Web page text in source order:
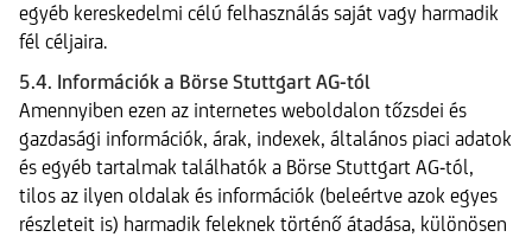
egyéb kereskedelmi célú felhasználás saját vagy harmadik
fél céljaira.
5.4. Információk a Börse Stuttgart AG-tól
Amennyiben ezen az internetes weboldalon tőzsdei és
gazdasági információk, árak, indexek, általános piaci adatok
és egyéb tartalmak találhatók a Börse Stuttgart AG-tól,
tilos az ilyen oldalak és információk (beleértve azok egyes
részleteit is) harmadik feleknek történő átadása, különösen